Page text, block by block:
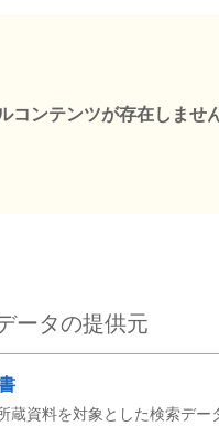
コンテンツが存在しません
ータの提供元
資料を対象とした検索デー